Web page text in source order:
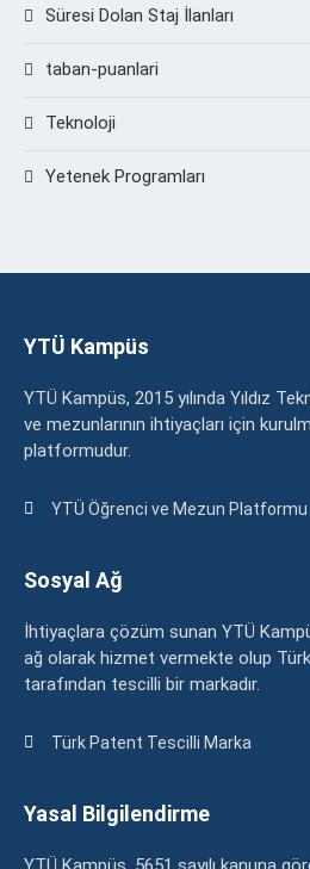
Süresi Dolan Staj İlanları
taban-puanlari
Teknoloji
Yetenek Programları
YTÜ Kampüs
YTÜ Kampüs, 2015 yılında Yıldız
ve mezunlarının ihtiyaçları için
platformudur.
YTÜ Öğrenci ve Mezun Platformu
Sosyal Ağ
İhtiyaçlara çözüm sunan YTÜ
ağ olarak hizmet vermekte olup
tarafından tescilli bir markadır.
Türk Patent Tescilli Marka
Yasal Bilgilendirme